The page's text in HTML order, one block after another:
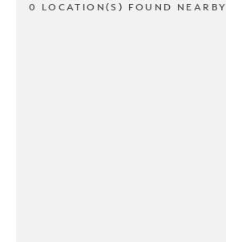
0 LOCATION(S) FOUND NEARBY